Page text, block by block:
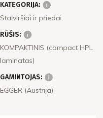
KATEGORIJA:
Stalviršiai ir priedai
RŪŠIS:
KOMPAKTINIS (compact HPL
laminatas)
GAMINTOJAS:
EGGER (Austrija)